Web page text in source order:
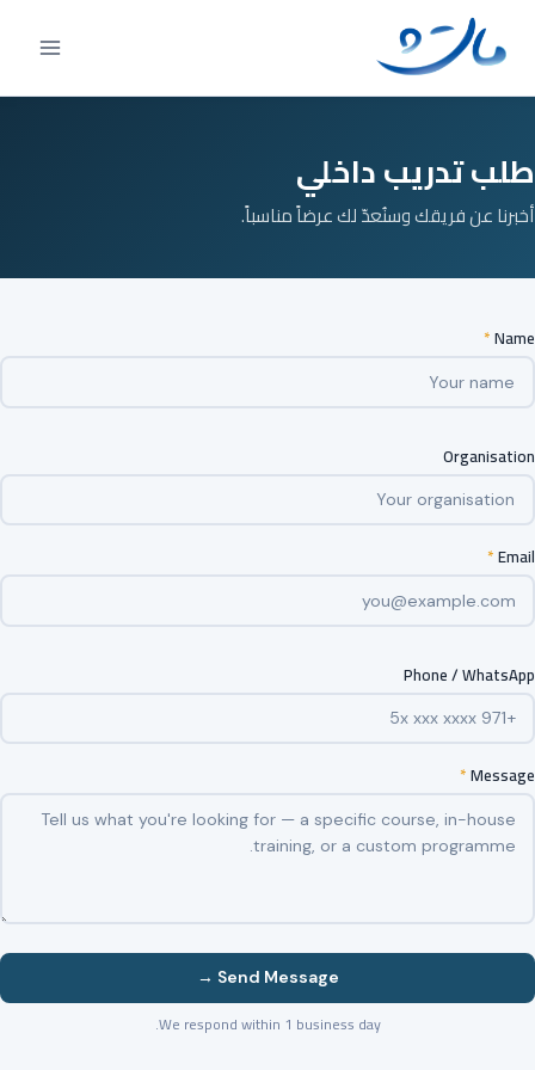
content
طلب تدريب داخلي
أخبرنا عن فريقك وسنُعدّ لك عرضاً مناسباً.
Name
*
Organisation
Email
*
Phone / WhatsApp
Message
*
Send Message →
We respond within 1 business day.